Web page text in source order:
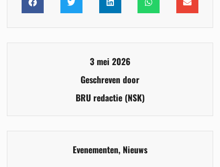
3 mei 2026
Geschreven door
BRU redactie (NSK)
Evenementen, Nieuws